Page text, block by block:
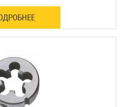
для яхт